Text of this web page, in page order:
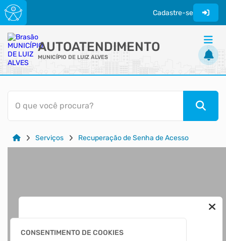
Cadastre-se
AUTOATENDIMENTO
MUNICÍPIO DE LUIZ ALVES
ACESSO RÁPIDO
Acessibilidade
Transparência
O que você procura?
Serviços Recuperação de Senha de Acesso
CONSENTIMENTO DE COOKIES
Nota Nacional